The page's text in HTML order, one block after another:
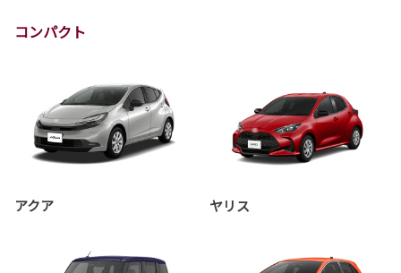
コンパクト
アクア ヤリス